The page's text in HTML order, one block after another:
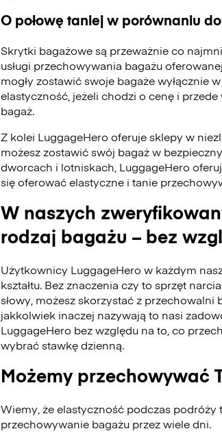
O połowę taniej w porównaniu
Skrytki bagażowe są przeważnie co
usługi przechowywania bagażu
mogły zostawić swoje bagaże wyłącznie
elastyczność, jeżeli chodzi o cenę i
bagaż.
Z kolei LuggageHero oferuje sklepy w
możesz zostawić swój bagaż w
dworcach i lotniskach, LuggageHero
się oferować elastyczne i tanie
W naszych
rodzaj bagażu – bez
Użytkownicy LuggageHero w każdym
kształtu. Bez znaczenia czy to sprzęt
słowy, możesz skorzystać z
jakkolwiek inaczej nazywają to nasi
LuggageHero bez względu na to, co
wybrać stawkę dzienną.
Możemy przechowywać
Wiemy, że elastyczność podczas
przechowywanie bagażu przez wiele dni.